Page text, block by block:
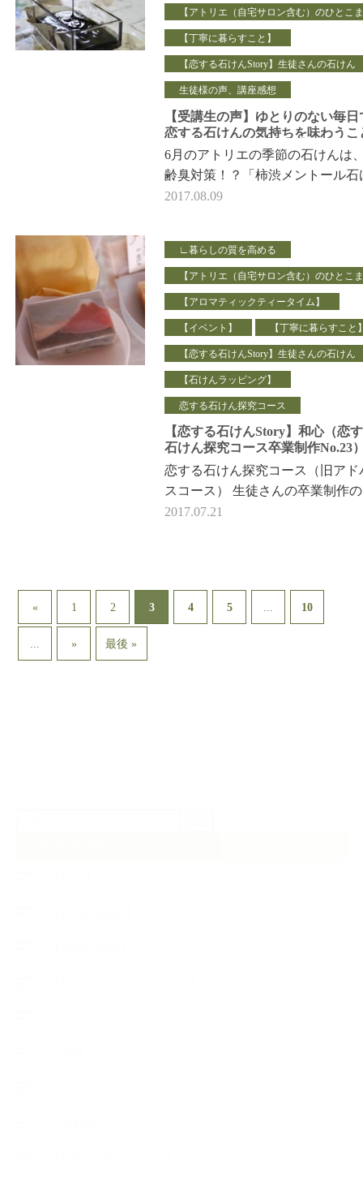
【アトリエ（自宅サロン含む）のひとこ
【丁寧に暮らすこと】
【恋する石けんStory】生徒さんの石けん
生徒様の声、講座感想
【受講生の声】ゆとりのない毎日
恋する石けんの気持ちを味わうこ
できました
6月のアトリエの季節の石けんは
齢臭対策！？「柿渋メントール石
ん」でした。 生徒さんのお一
2017.08.09
∟暮らしの質を高める
【アトリエ（自宅サロン含む）のひとこ
【アロマティックティータイム】
【イベント】 【丁寧に暮らすこと
【恋する石けんStory】生徒さんの石けん
【石けんラッピング】
恋する石けん探究コース
【恋する石けんStory】和心（恋
石けん探究コース卒業制作No.23
恋する石けん探究コース（旧アド
スコース） 生徒さんの卒業制作
介です。 石けん銘：和心 …
2017.07.21
« 1 2 3 4 5 ... 10
» 最後 »